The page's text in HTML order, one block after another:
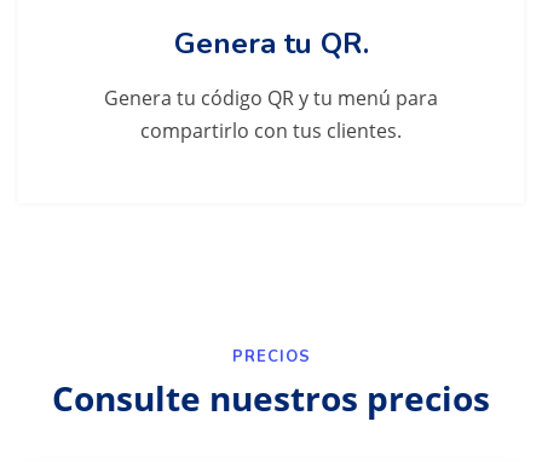
Genera tu QR.
Genera tu código QR y tu menú para
compartirlo con tus clientes.
PRECIOS
Consulte nuestros precios